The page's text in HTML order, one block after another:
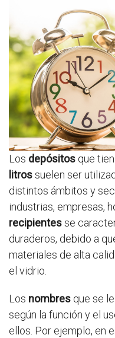
Los depósitos que
litrossuelen ser
distintos ámbitos y
industrias, empresas,
recipientesse
duraderos, debido a
materiales de alta
el vidrio.
Los nombres que se
según la función y el
ellos. Por ejemplo, en